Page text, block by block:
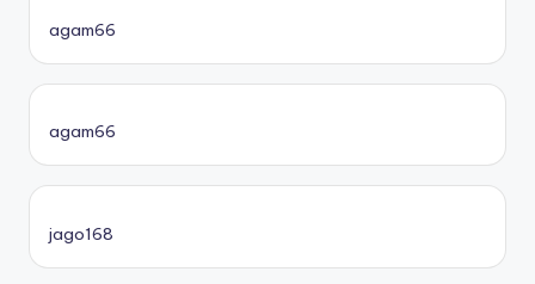
agam66
agam66
jago168